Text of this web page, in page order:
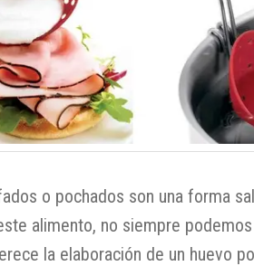
o pochados son una forma
alimento, no siempre
la elaboración de un huevo